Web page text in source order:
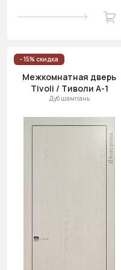
- 15% скидка
Межкомнатная дверь
Tivoli / Тиволи А-1
Дуб шампань